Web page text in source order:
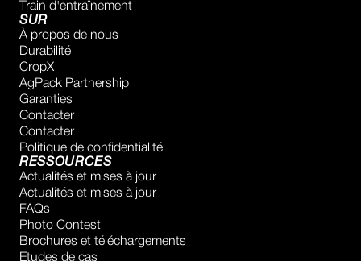
Train d'entraînement
SUR
À propos de nous
Durabilité
CropX
AgPack Partnership
Garanties
Contacter
Contacter
Politique de confidentialité
RESSOURCES
Actualités et mises à jour
Actualités et mises à jour
FAQs
Photo Contest
Brochures et téléchargements
Etudes de cas